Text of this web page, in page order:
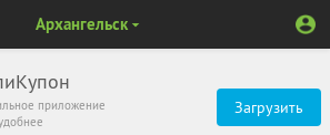
приложение
Загрузить
Архангельск